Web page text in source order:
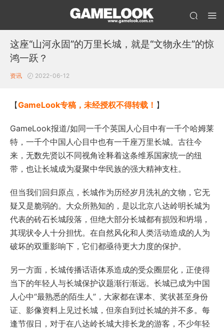
这座“山河永固”的万里长城，就是“文物永生”的惊
鸿一跃？
资讯 2022-06-12
【GameLook专稿，未经授权不得转载！ 】
GameLook报道/如同一千个英国人心目中有一千个哈姆莱
特，一千个中国人心目中也有一千座万里长城。古往今
来，无数先贤以不同视角诠释着这条维系国家统一的纽
带，也让长城成为凝聚中华民族的强大精神支柱。
但当我们回归原点，长城作为历经岁月洗礼的文物，它无
疑又是脆弱的。大众所熟知的，是以北京八达岭明长城为
代表的砖石长城段落，但绝大部分长城都有损毁和坍塌，
其现状令人十分担忧。在自然风化和人类活动造成的人为
破坏的双重影响下，它们都亟待更大力度的保护。
另一方面，长城传播话语体系造成的受众圈层化，正使得
当下的年轻人与长城保护议题渐行渐远。长城已成为中国
人心中“最熟悉的陌生人”，大家都在课本、奖状甚至身份
证、影像资料上见过长城，但亲自到过长城的并不多。每
逢节假日，对于在八达岭长城大排长龙的游客，不少年轻